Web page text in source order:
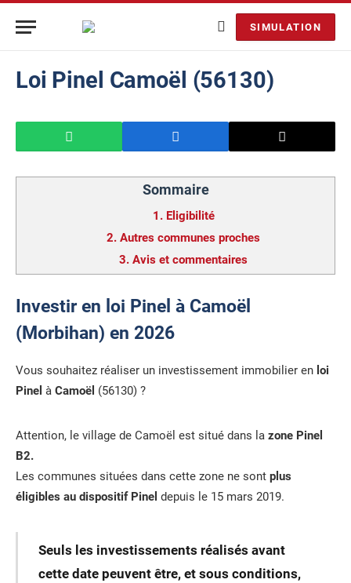
SIMULATION
Loi Pinel Camoël (56130)
Sommaire
1. Eligibilité
2. Autres communes proches
3. Avis et commentaires
Investir en loi Pinel à Camoël
(Morbihan) en 2026
Vous souhaitez réaliser un investissement immobilier en loi
Pinel à Camoël (56130) ?
Attention, le village de Camoël est situé dans la zone Pinel
B2.
Les communes situées dans cette zone ne sont plus
éligibles au dispositif Pinel depuis le 15 mars 2019.
Seuls les investissements réalisés avant
cette date peuvent être, et sous conditions,